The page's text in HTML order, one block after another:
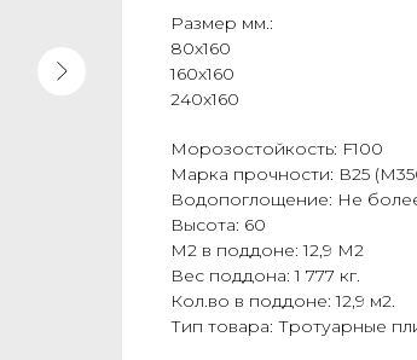
Размер мм.:
80х160
160х160
240х160
Морозостойкость: F100
Марка прочности: В25
Водопоглощение: Не
Высота: 60
М2 в поддоне: 12,9 М2
Вес поддона: 1 777 кг.
Кол.во в поддоне: 12,9 м2.
Тип товара: Тротуарные